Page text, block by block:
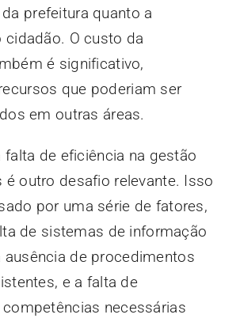
prefeitura quanto a
O custo da
é significativo,
que poderiam ser
em outras áreas.
falta de eficiência na gestão
é outro desafio relevante. Isso
por uma série de fatores,
de sistemas de informação
ausência de procedimentos
e a falta de
necessárias